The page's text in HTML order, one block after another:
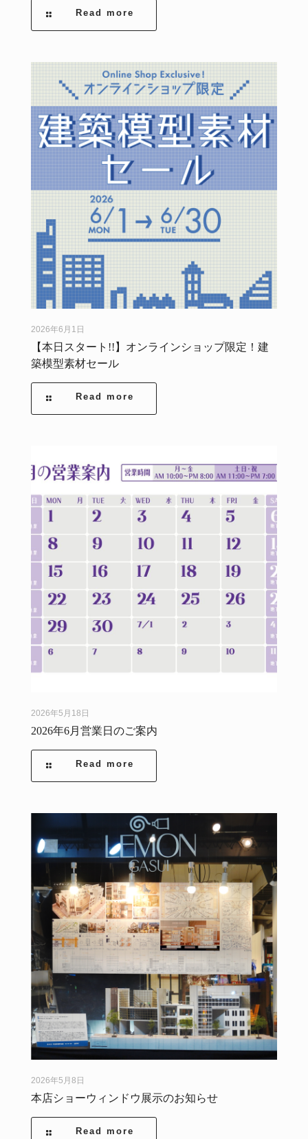
Read more
2026年6月1日
【本日スタート!!】オンラインショップ限定！建
築模型素材セール
Read more
2026年5月18日
2026年6月営業日のご案内
Read more
2026年5月8日
本店ショーウィンドウ展示のお知らせ
Read more